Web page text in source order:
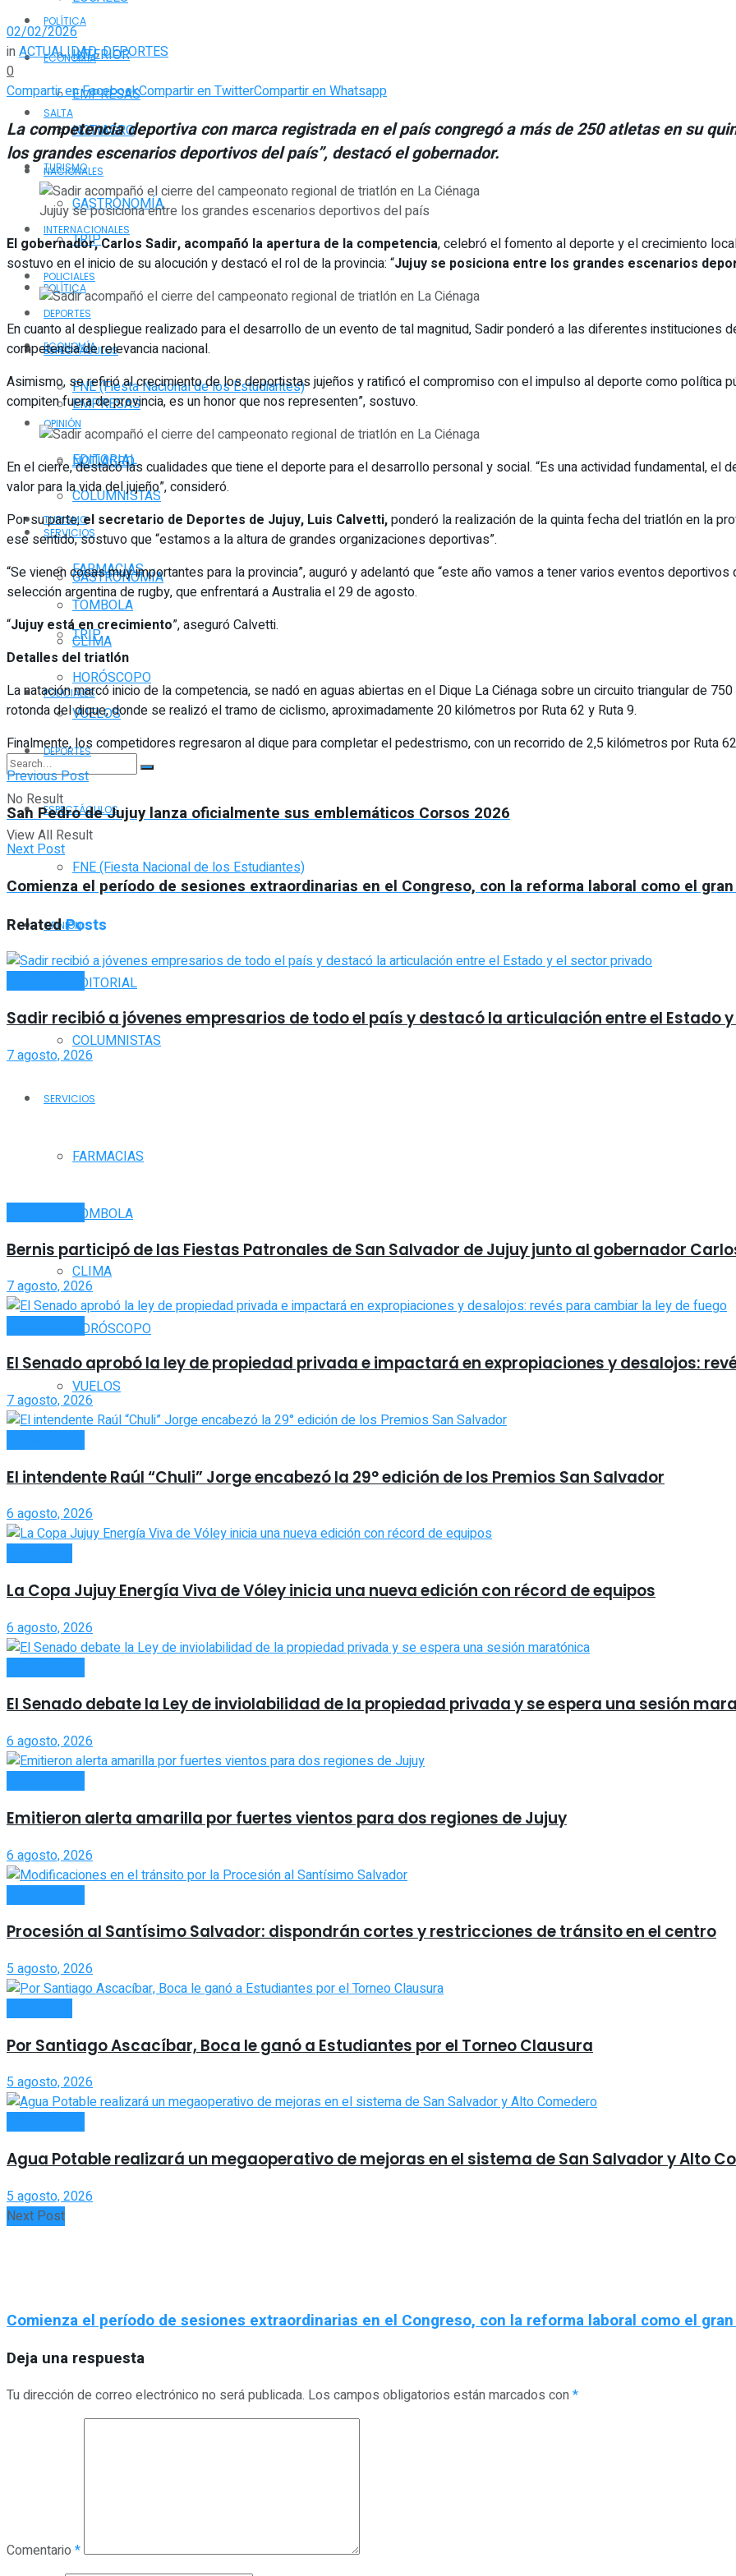
POLÍTICA
ECONOMÍA
EMPRESAS
NOTIAGRO
TURISMO
GASTRONOMÍA
TRIP
POLICIALES
DEPORTES
ESPECTÁCULOS
FNE (Fiesta Nacional de los Estudiantes)
OPINIÓN
EDITORIAL
COLUMNISTAS
SERVICIOS
FARMACIAS
TOMBOLA
CLIMA
HORÓSCOPO
VUELOS
No Result
View All Result
INTERIOR
SALTA
NACIONALES
INTERNACIONALES
POLÍTICA
ECONOMÍA
EMPRESAS
NOTIAGRO
TURISMO
GASTRONOMÍA
TRIP
POLICIALES
DEPORTES
ESPECTÁCULOS
FNE (Fiesta Nacional de los Estudiantes)
OPINIÓN
EDITORIAL
COLUMNISTAS
SERVICIOS
FARMACIAS
TOMBOLA
CLIMA
HORÓSCOPO
VUELOS
02/02/2026
inACTUALIDAD,DEPORTES
0
Compartir en FacebookCompartir en TwitterCompartir en Whatsapp
La competencia deportiva con marca registrada en el país congregó a más de 250 atletas en su
los grandes escenarios deportivos del país”, destacó el gobernador.
Jujuy se posiciona entre los grandes escenarios deportivos del país
El gobernador, Carlos Sadir, acompañó la apertura de la competencia, celebró el fomento al deporte y el crecimiento
sostuvo en el inicio de su alocución y destacó el rol de la provincia: “Jujuy se posiciona entre los grandes escenarios
En cuanto al despliegue realizado para el desarrollo de un evento de tal magnitud, Sadir ponderó a las diferentes instituciones
competencia de relevancia nacional.
Asimismo, se refirió al crecimiento de los deportistas jujeños y ratificó el compromiso con el impulso al deporte como política
compiten fuera de provincia, es un honor que nos representen”, sostuvo.
En el cierre, destacó las cualidades que tiene el deporte para el desarrollo personal y social. “Es una actividad fundamental,
valor para la vida del jujeño”, consideró.
Por su parte,el secretario de Deportes de Jujuy, Luis Calvetti,ponderó la realización de la quinta fecha del triatlón en la
ese sentido, sostuvo que “estamos a la altura de grandes organizaciones deportivas”.
“Se vienen cosas muy importantes para la provincia”, auguró y adelantó que “este año vamos a tener varios eventos
selección argentina de rugby, que enfrentará a Australia el 29 de agosto.
“Jujuy está en crecimiento”, aseguró Calvetti.
Detalles del triatlón
La natación marcó inicio de la competencia, se nadó en aguas abiertas en el Dique La Ciénaga sobre un circuito triangular de
rotonda del dique, donde se realizó el tramo de ciclismo, aproximadamente 20 kilómetros por Ruta 62 y Ruta 9.
Finalmente, los competidores regresaron al dique para completar el pedestrismo, con un recorrido de 2,5 kilómetros por Ruta
Previous Post
San Pedro de Jujuy lanza oficialmente sus emblemáticos Corsos 2026
Next Post
Comienza el período de sesiones extraordinarias en el Congreso, con la reforma laboral como el
RelatedPosts
Sadir recibió a jóvenes empresarios de todo el país y destacó la articulación entre el Estado
7 agosto, 2026
Bernis participó de las Fiestas Patronales de San Salvador de Jujuy junto al gobernador
7 agosto, 2026
El Senado aprobó la ley de propiedad privada e impactará en expropiaciones y desalojos:
7 agosto, 2026
El intendente Raúl “Chuli” Jorge encabezó la 29° edición de los Premios San Salvador
6 agosto, 2026
La Copa Jujuy Energía Viva de Vóley inicia una nueva edición con récord de equipos
6 agosto, 2026
El Senado debate la Ley de inviolabilidad de la propiedad privada y se espera una sesión
6 agosto, 2026
Emitieron alerta amarilla por fuertes vientos para dos regiones de Jujuy
6 agosto, 2026
Procesión al Santísimo Salvador: dispondrán cortes y restricciones de tránsito en el centro
5 agosto, 2026
Por Santiago Ascacíbar, Boca le ganó a Estudiantes por el Torneo Clausura
5 agosto, 2026
Agua Potable realizará un megaoperativo de mejoras en el sistema de San Salvador y Alto
5 agosto, 2026
Next Post
Comienza el período de sesiones extraordinarias en el Congreso, con la reforma laboral como el
Deja una respuesta
Tu dirección de correo electrónico no será publicada. Los campos obligatorios están marcados con*
Comentario *